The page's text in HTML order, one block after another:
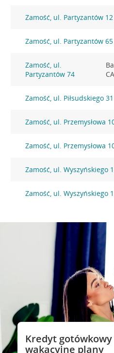
Zamość, ul. Partyzantów 12
Zamość, ul. Partyzantów 65
Zamość, ul.
Partyzantów 74
Zamość, ul. Piłsudskiego 31
Zamość, ul. Przemysłowa
Zamość, ul. Przemysłowa
Zamość, ul. Wyszyńskiego
Zamość, ul. Wyszyńskiego
Kredyt
wakacyjne plany